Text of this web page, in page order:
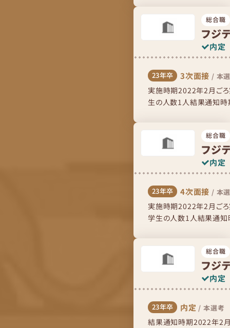
総合職
フジ
内定
23年卒 3次面接 / 本
実施時期2022年2月ご
生の人数1人結果通知時
総合職
フジ
内定
23年卒 4次面接 / 本
実施時期2022年2月ご
学生の人数1人結果通知
総合職
フジ
内定
23年卒 内定 / 本選考
結果通知時期2022年2